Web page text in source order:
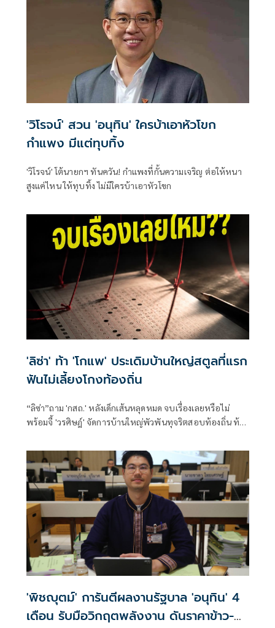
'วิโรจน์' สวน 'อนุทิน' ใครบ้าเอาหัวโขก
กำแพง มีแต่ทุบทิ้ง
'วิโรจน์' โต้นายกฯ ทันควัน! กำแพงที่กั้นความเจริญ ต่อให้หนา
สูงแค่ไหน ให้ทุบทิ้ง ไม่มีใครบ้าเอาหัวโขก
'ลิซ่า' ท้า 'โกแพ' ประเดิมบ้านใหญ่สตูลที่แรก
ฟันไม่เลี้ยงโกงท้องถิ่น
“ลิซ่า”ถาม 'กสถ.' หลังเด็กเส้นหลุดหมด จบเรื่องเลยหรือไม่
พร้อมจี้ 'วรศิษฎ์' จัดการบ้านใหญ่พัวพันทุจริตสอบท้องถิ่น ท้า
'พิชญุตม์' การันตีผลงานรัฐบาล 'อนุทิน' 4
เดือน รับมือวิกฤตพลังงาน ดันราคาข้าว-